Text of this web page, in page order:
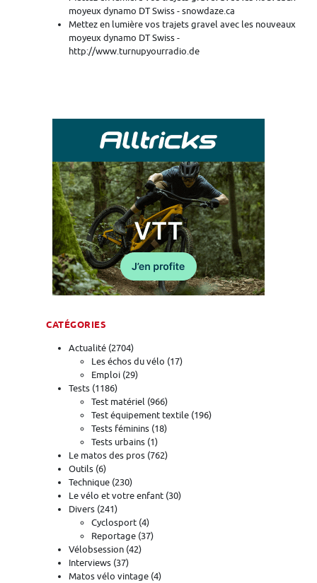
moyeux dynamo DT Swiss - snowdaze.ca
Mettez en lumière vos trajets gravel avec les nouveaux
moyeux dynamo DT Swiss -
http://www.turnupyourradio.de
CATÉGORIES
Actualité (2704)
Les échos du vélo (17)
Emploi (29)
Tests (1186)
Test matériel (966)
Test équipement textile (196)
Tests féminins (18)
Tests urbains (1)
Le matos des pros (762)
Outils (6)
Technique (230)
Le vélo et votre enfant (30)
Divers (241)
Cyclosport (4)
Reportage (37)
Vélobsession (42)
Interviews (37)
Matos vélo vintage (4)